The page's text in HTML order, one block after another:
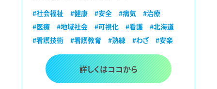
#社会福祉
#健康 #安全 #病気
#治療
#医療
#地域社会 #可視化 #看護
#北海道
#看護技術
#看護教育 #熟練 #わざ #安楽
詳しくはココから